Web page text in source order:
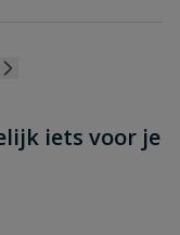
iets voor je